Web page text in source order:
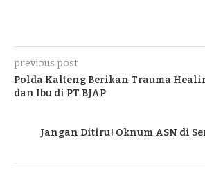
previous post
Polda Kalteng Berikan Trauma
dan Ibu di PT BJAP
Jangan Ditiru! Oknum ASN di